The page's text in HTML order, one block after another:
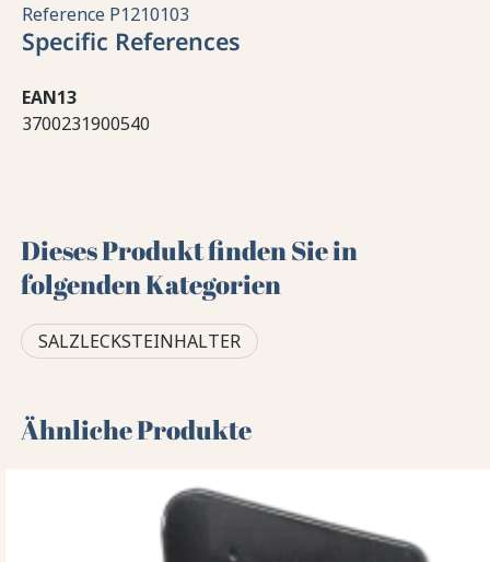
Reference P1210103
Specific References
EAN13
3700231900540
Dieses Produkt finden Sie in
folgenden Kategorien
SALZLECKSTEINHALTER
Ähnliche Produkte